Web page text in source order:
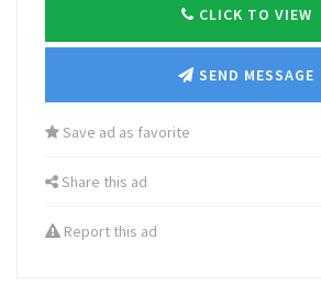
CLICK TO VIEW
SEND MESSAGE
Save ad as favorite
Share this ad
Report this ad